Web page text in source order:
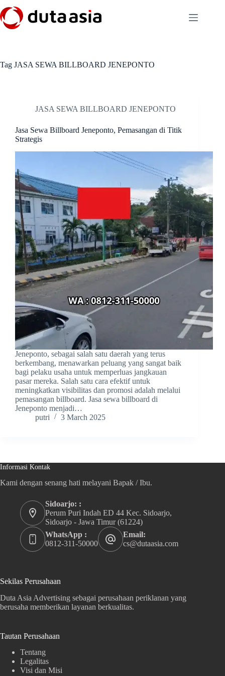
to
content
Tag JASA SEWA BILLBOARD JENEPONTO
JASA SEWA BILLBOARD JENEPONTO
Jasa Sewa Billboard Jeneponto, Pemasangan di Titik
Strategis
Jeneponto, sebagai salah satu daerah yang terus
berkembang, menawarkan peluang yang sangat baik
bagi pelaku usaha untuk memperluas jangkauan
pasar mereka. Salah satu cara efektif untuk
meningkatkan visibilitas dan promosi adalah melalui
pemasangan billboard. Jasa sewa billboard di
Jeneponto menjadi…
putri
3 March 2025
Informasi Kontak
Kami dengan senang hati melayani Bapak / Ibu.
Sidoarjo: :
Perum Puri Indah ED 44 Kec. Sidoarjo,
Sidoarjo - Jawa Timur (61224)
WhatsApp :
0812-311-50000
Email:
cs@dutaasia.com
Sekilas Perusahaan
Duta Asia Advertising sebagai perusahaan periklanan yang
berusaha memberikan layanan berkualitas.
Tautan Perusahaan
Tentang
Legalitas
Visi dan Misi